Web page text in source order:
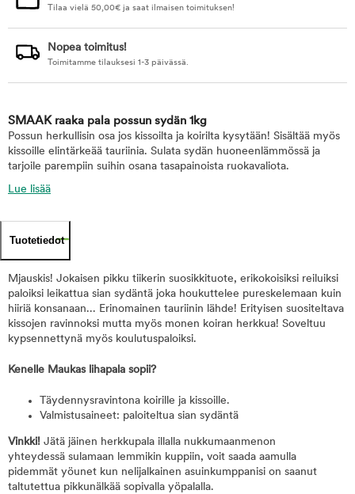
Tilaa vielä 50,00€ ja saat ilmaisen toimituksen!
Nopea toimitus!
Toimitamme tilauksesi 1-3 päivässä.
SMAAK raaka pala possun sydän 1kg
Possun herkullisin osa jos kissoilta ja koirilta kysytään! Sisältää myös
kissoille elintärkeää tauriinia. Sulata sydän huoneenlämmössä ja
tarjoile parempiin suihin osana tasapainoista ruokavaliota.
Lue lisää
Tuotetiedot
Mjauskis! Jokaisen pikku tiikerin suosikkituote, erikokoisiksi reiluiksi
paloiksi leikattua sian sydäntä joka houkuttelee pureskelemaan kuin
hiiriä konsanaan... Erinomainen tauriinin lähde! Erityisen suositeltava
kissojen ravinnoksi mutta myös monen koiran herkkua! Soveltuu
kypsennettynä myös koulutuspaloiksi.
Kenelle Maukas lihapala sopii?
Täydennysravintona koirille ja kissoille.
Valmistusaineet: paloiteltua sian sydäntä
Vinkki! Jätä jäinen herkkupala illalla nukkumaanmenon
yhteydessä sulamaan lemmikin kuppiin, voit saada aamulla
pidemmät yöunet kun nelijalkainen asuinkumppanisi on saanut
taltutettua pikkunälkää sopivalla yöpalalla.